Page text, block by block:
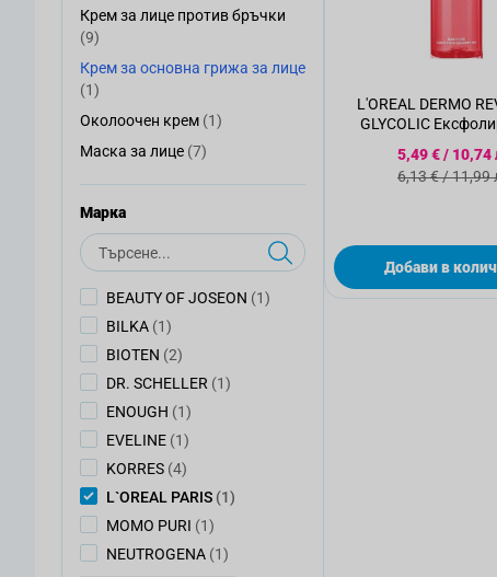
Крем за лице против бръчки
Крем за лице против бръчки
(9)
Крем за основна грижа за лице
Крем за основна грижа за лице
(1)
Околоочен крем
Околоочен крем (1)
Маска за лице
Маска за лице (7)
Mарка
Търсене
BEAUTY OF JOSEON (1)
BILKA (1)
BIOTEN (2)
DR. SCHELLER (1)
ENOUGH (1)
EVELINE (1)
KORRES (4)
L`OREAL PARIS (1)
MOMO PURI (1)
NEUTROGENA (1)
L'OREAL DERMO
GLYCOLIC
Специална
5,49 €/ 10,74
Стандартна
6,13 €/11,99
Добави в